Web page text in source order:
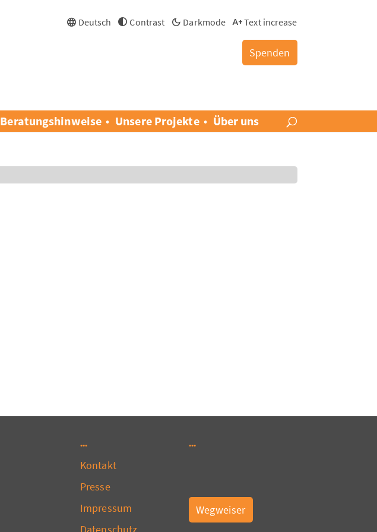
Deutsch Contrast Darkmode Text increase
Spenden
Beratungshinweise Unsere Projekte Über uns
Kontakt
Presse
Impressum
Datenschutz
Wegweiser